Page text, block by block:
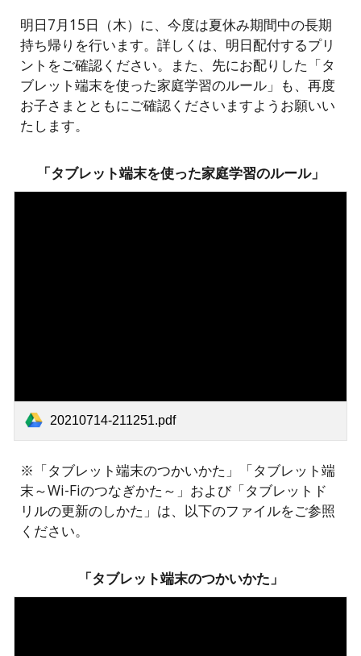
明日7月15日（木）に、今度は夏休み期間中の長期
持ち帰りを行います。詳しくは、明日配付するプリ
ントをご確認ください。また、先にお配りした「タ
ブレット端末を使った家庭学習のルール」も、再度
お子さまとともにご確認くださいますようお願いい
たします。
「タブレット端末を使った家庭学習のルール」
20210714-211251.pdf
※「タブレット端末のつかいかた」「タブレット端
末～Wi-Fiのつなぎかた～」および「タブレットド
リルの更新のしかた」は、以下のファイルをご参照
ください。
「タブレット端末のつかいかた」